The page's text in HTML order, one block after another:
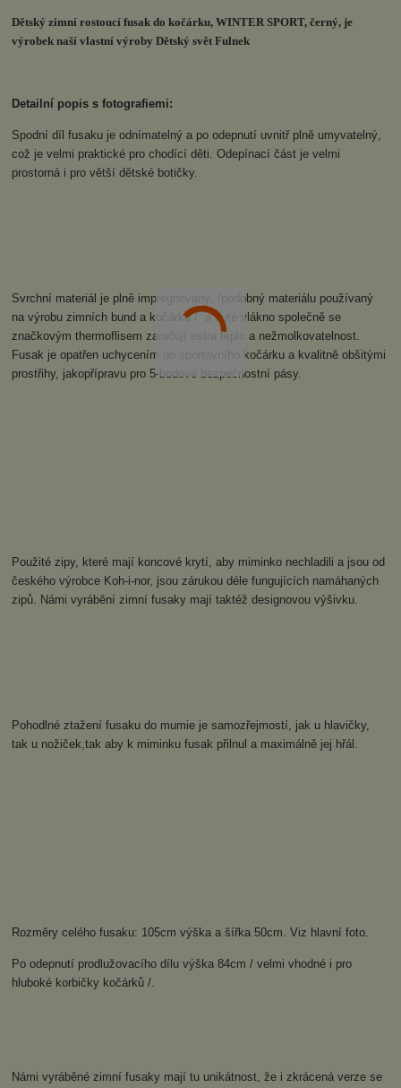
Dětský zimní rostoucí fusak do kočárku, WINTER SPORT, černý, je
výrobek naší vlastní výroby Dětský svět Fulnek
Detailní popis s fotografiemi:
Spodní díl fusaku je odnímatelný a po odepnutí uvnitř plně umyvatelný,
což je velmi praktické pro chodící děti. Odepínací část je velmi
prostorná i pro větší dětské botičky.
Svrchní materiál je plně impregnovaný, /podobný materiálu používaný
na výrobu zimních bund a kočárků / a duté vlákno společně se
značkovým thermoflisem zaručují extra teplo a nežmolkovatelnost.
Fusak je opatřen uchycením do sportovního kočárku a kvalitně obšitými
prostřihy, jakopřípravu pro 5-bodové bezpečnostní pásy.
Použité zipy, které mají koncové krytí, aby miminko nechladili a jsou od
českého výrobce Koh-i-nor, jsou zárukou déle fungujících namáhaných
zipů. Námi vyrábění zimní fusaky mají taktéž designovou výšivku.
Pohodlné ztažení fusaku do mumie je samozřejmostí, jak u hlavičky,
tak u nožiček,tak aby k miminku fusak přilnul a maximálně jej hřál.
Rozměry celého fusaku: 105cm výška a šířka 50cm. Viz hlavní foto.
Po odepnutí prodlužovacího dílu výška 84cm / velmi vhodné i pro
hluboké korbičky kočárků /.
Námi vyráběné zimní fusaky mají tu unikátnost, že i zkrácená verze se